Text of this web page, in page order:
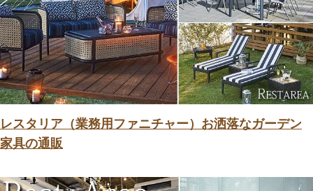
レスタリア（業務用ファニチャー）お洒落なガーデン
家具の通販